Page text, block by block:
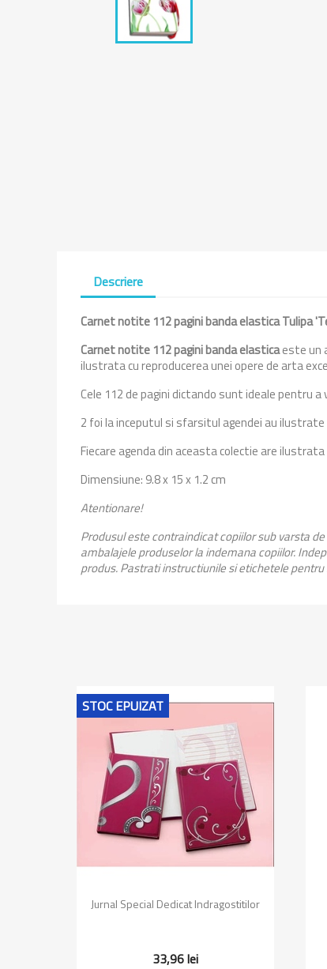
Descriere
Carnet notite 112 pagini banda elastica Tulipa
Carnet notite 112 pagini banda elasticaeste un
ilustrata cu reproducerea unei opere de arta
Cele 112 de pagini dictando sunt ideale pentru a
2 foi la inceputul si sfarsitul agendei au
Fiecare agenda din aceasta colectie are
Dimensiune: 9.8 x 15 x 1.2 cm
Atentionare!
Produsul este contraindicat copiilor sub varsta
ambalajele produselor la indemana copiilor.
produs. Pastrati instructiunile si etichetele
Vizualizare rapida
Jurnal Special Dedicat Indragostitilor
33,96 lei
STOC EPUIZAT